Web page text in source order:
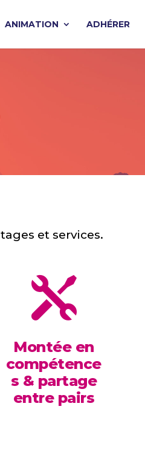
ANIMATION ADHÉRER
et services.

Montée en
compétence
s & partage
entre pairs